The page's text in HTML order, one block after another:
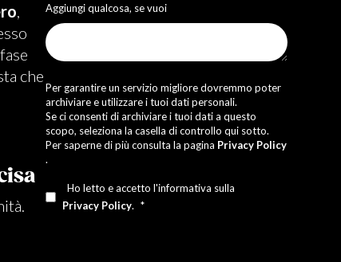
che
Aggiungi qualcosa, se vuoi
Per garantire un servizio migliore dovremmo poter
archiviare e utilizzare i tuoi dati personali.
Se ci consenti di archiviare i tuoi dati a questo
scopo, seleziona la casella di controllo qui sotto.
Per saperne di più consulta la pagina Privacy Policy
.
Ho letto e accetto l'informativa sulla
Privacy Policy. *